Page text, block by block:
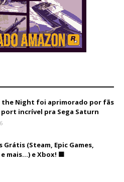
the Night foi aprimorado por fãs
port incrível pra Sega Saturn
Grátis (Steam, Epic Games,
mais...) e Xbox! 🟩